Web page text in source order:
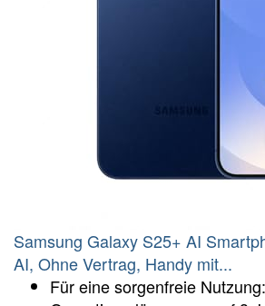
Samsung Galaxy S25+ AI
AI, Ohne Vertrag, Handy mit...
Für eine sorgenfreie